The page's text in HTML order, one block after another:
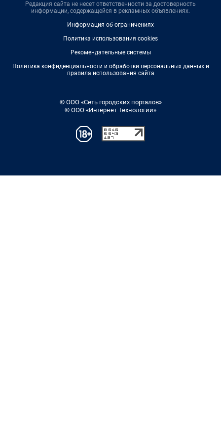
Редакция сайта не несет ответственности за достоверность
информации, содержащейся в рекламных объявлениях.
Информация об ограничениях
Политика использования cookies
Рекомендательные системы
Политика конфиденциальности и обработки персональных данных и
правила использования сайта
© ООО «Сеть городских порталов»
© ООО «Интернет Технологии»